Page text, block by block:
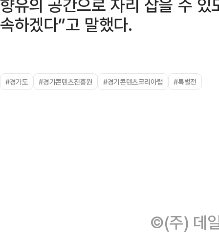
향유의 공간으로 자리 잡을 수
속하겠다”고 말했다.
#경기도 #경기콘텐츠진흥원 #경기콘텐츠코리아랩 #특별전
©(주) 데